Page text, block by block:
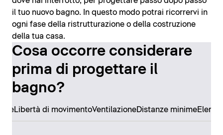
il tuo nuovo bagno. In questo modo potrai ricorrervi in
ogni fase della ristrutturazione o della costruzione
della tua casa.
Cosa occorre considerare
prima di progettare il
bagno?
Libertà di movimentoVentilazioneDistanze minime